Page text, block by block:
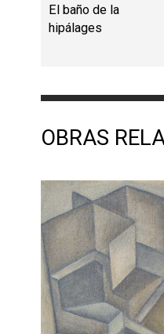
El baño de la
hipálages
OBRAS